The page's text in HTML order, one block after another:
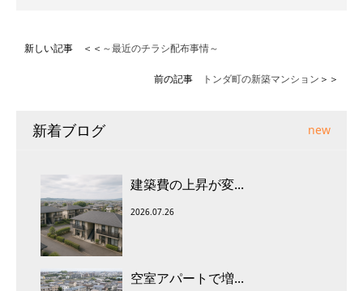
新しい記事 ＜＜ ～最近のチラシ配布事情～
前の記事 トンダ町の新築マンション ＞＞
新着ブログ new
建築費の上昇が変...
2026.07.26
空室アパートで増...